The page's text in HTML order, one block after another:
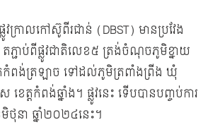
វក្រាលកៅស៊ូពីរជាន់ (DBST) មានប្រវែង
ជាប់ពីផ្លូវជាតិលេខ៥ ត្រង់ចំណុចភូមិខ្នាយ
ពង់ត្រឡាច ទៅដល់ភូមិត្រពាំងព្រីង ឃុំ
ត្តកំពង់ឆ្នាំង។ ផ្លូវនេះ ទើបបានបញ្ចប់ការ
ថុនា ឆ្នាំ២០២៤នេះ។